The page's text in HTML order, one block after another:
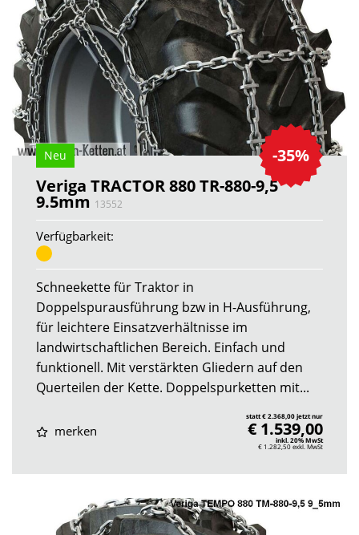
-35%
Neu
Veriga TRACTOR 880 TR-880-9,5
9.5mm 13552
Verfügbarkeit:
Schneekette für Traktor in
Doppelspurausführung bzw in H-Ausführung,
für leichtere Einsatzverhältnisse im
landwirtschaftlichen Bereich. Einfach und
funktionell. Mit verstärkten Gliedern auf den
Querteilen der Kette. Doppelspurketten mit...
merken
statt € 2.368,00 jetzt nur
€ 1.539,00
inkl. 20% MwSt
€ 1.282,50exkl. MwSt